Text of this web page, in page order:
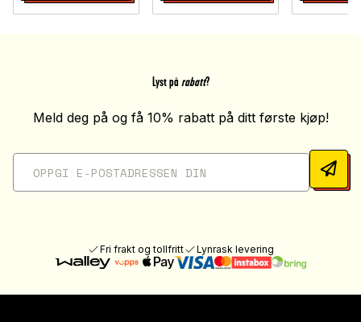
Lyst på rabatt?
Meld deg på og få 10% rabatt på ditt første kjøp!
Fri frakt og tollfritt Lynrask levering